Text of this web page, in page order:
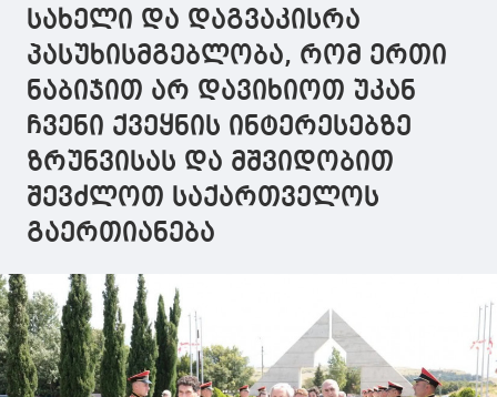
სახელი და დაგვაკისრა
პასუხისმგებლობა, რომ ერთი
ნაბიჯით არ დავიხიოთ უკან
ჩვენი ქვეყნის ინტერესებზე
ზრუნვისას და მშვიდობით
შევძლოთ საქართველოს
გაერთიანება